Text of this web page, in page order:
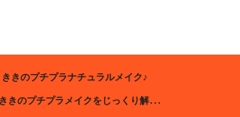
きのプチプラナチュラルメイク♪
チプラメイクをじっくり解説！(コスメ詳細あり)